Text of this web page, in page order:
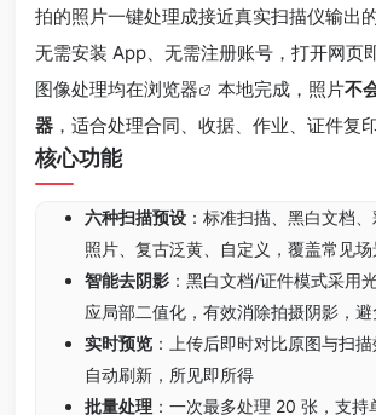
拍的照片一键处理成接近真实扫描仪输出的
无需安装 App、无需注册账号，打开网页
图像处理均在浏览器 本地完成，照片不
器 ，适合处理合同、收据、作业、证件复
核心功能
六种扫描预设 ：标准扫描、黑白文档
照片、复古泛黄、自定义，覆盖常见场
智能去阴影 ：黑白文档/证件模式采用
应局部二值化，有效消除拍摄阴影，避
实时预览 ：上传后即时对比原图与扫
自动刷新，所见即所得
批量处理 ：一次最多处理 20 张，支持